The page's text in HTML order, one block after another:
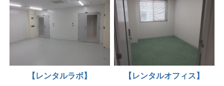
【レンタルラボ】 【レンタルオフィス】